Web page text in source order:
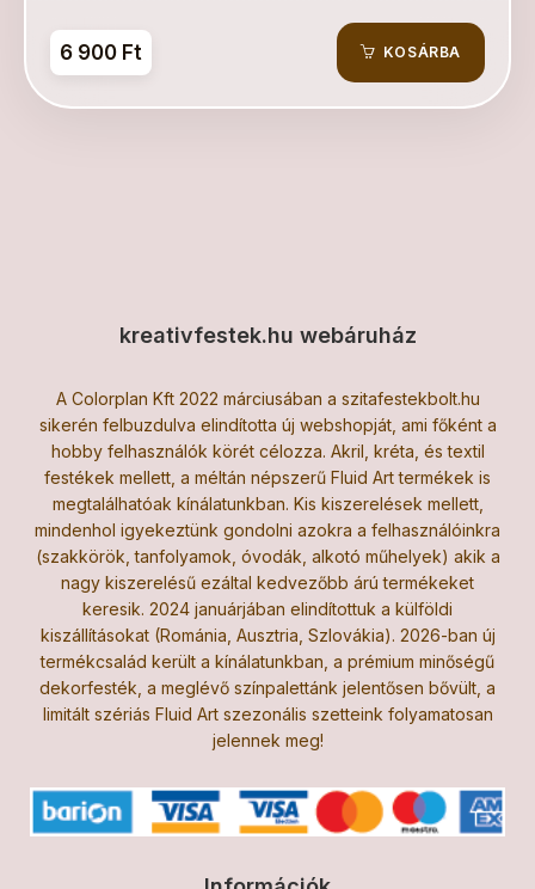
6 900 Ft KOSÁRBA
kreativfestek.hu webáruház
A Colorplan Kft 2022 márciusában a szitafestekbolt.hu
sikerén felbuzdulva elindította új webshopját, ami főként a
hobby felhasználók körét célozza. Akril, kréta, és textil
festékek mellett, a méltán népszerű Fluid Art termékek is
megtalálhatóak kínálatunkban. Kis kiszerelések mellett,
mindenhol igyekeztünk gondolni azokra a felhasználóinkra
(szakkörök, tanfolyamok, óvodák, alkotó műhelyek) akik a
nagy kiszerelésű ezáltal kedvezőbb árú termékeket
keresik. 2024 januárjában elindítottuk a külföldi
kiszállításokat (Románia, Ausztria, Szlovákia). 2026-ban új
termékcsalád került a kínálatunkban, a prémium minőségű
dekorfesték, a meglévő színpalettánk jelentősen bővült, a
limitált szériás Fluid Art szezonális szetteink folyamatosan
jelennek meg!